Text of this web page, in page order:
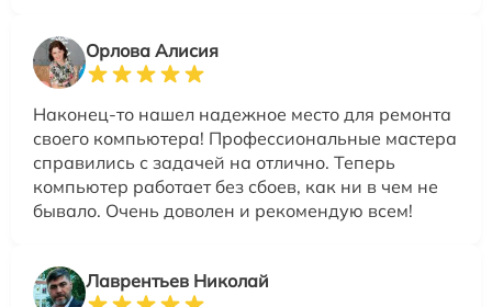
Орлова Алисия
Наконец-то нашел надежное место для ремонта
своего компьютера! Профессиональные мастера
справились с задачей на отлично. Теперь
компьютер работает без сбоев, как ни в чем не
бывало. Очень доволен и рекомендую всем!
Лаврентьев Николай